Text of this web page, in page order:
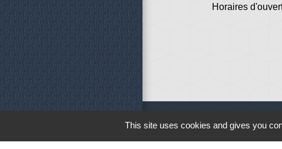
Horaires
This site uses cookies and gives you